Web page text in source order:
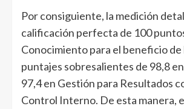
Por consiguiente, la medición
calificación perfecta de 100
Conocimiento para el beneficio
puntajes sobresalientes de 98,8
97,4 en Gestión para Resultados
Control Interno. De esta manera,